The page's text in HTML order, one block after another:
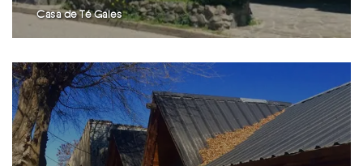
Casa de Té Gales